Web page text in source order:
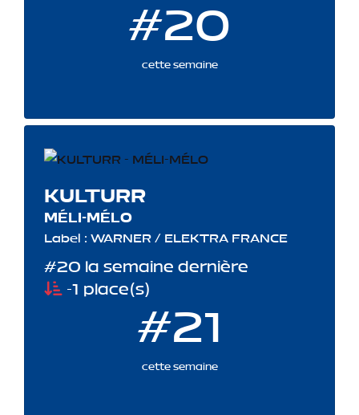
#20
cette semaine
KULTURR
MÉLI-MÉLO
Label : WARNER / ELEKTRA FRANCE
#20 la semaine dernière
-1 place(s)
#21
cette semaine